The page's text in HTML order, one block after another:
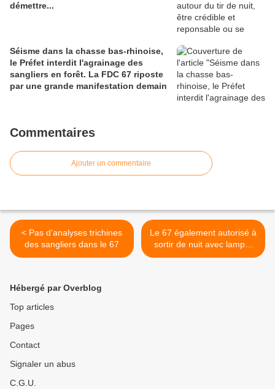
démettre...
Séisme dans la chasse bas-rhinoise,
le Préfet interdit l'agrainage des
sangliers en forêt. La FDC 67 riposte
par une grande manifestation demain
Commentaires
Ajouter un commentaire
< Pas d'analyses trichines
des sangliers dans le 67
Le 67 également autorisé à
sortir de nuit avec lampe,
mais aussi avec adaptateur
Hébergé par Overblog
Top articles
Pages
Contact
Signaler un abus
C.G.U.